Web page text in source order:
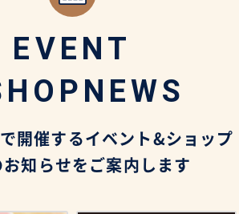
EVENT
開催するイベント&ショップ
お知らせをご案内します